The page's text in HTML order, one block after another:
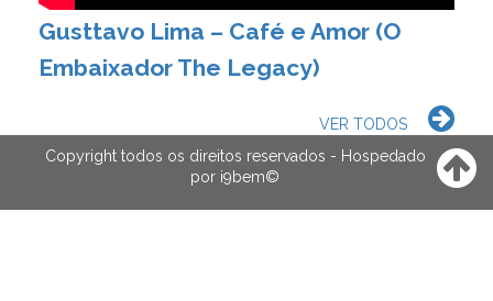
Gusttavo Lima – Café e Amor (O
Embaixador The Legacy)
VER TODOS
Copyright todos os direitos reservados - Hospedado
por i9bem©